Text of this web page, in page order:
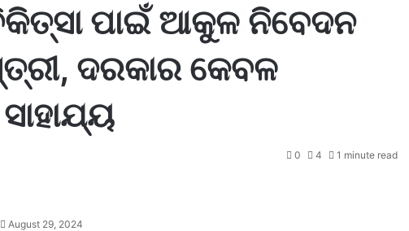
ପାଇଁ ଆକୁଳ ନିବେଦନ
ଦରକାର କେବଳ
August 29, 2024
0 4 1 minute read